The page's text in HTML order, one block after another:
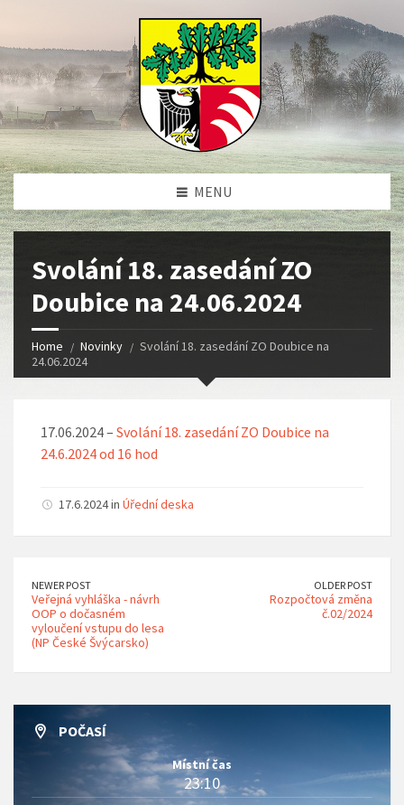
MENU
Svolání 18. zasedání ZO
Doubice na 24.06.2024
Home Novinky
Svolání 18. zasedání ZO Doubice na
24.06.2024
17.06.2024 – Svolání 18. zasedání ZO Doubice na
24.6.2024 od 16 hod
17.6.2024 in Úřední deska
NEWER POST
Veřejná vyhláška - návrh
OOP o dočasném
vyloučení vstupu do lesa
(NP České Švýcarsko)
OLDER POST
Rozpočtová změna
č.02/2024
POČASÍ
Místní čas
23:10